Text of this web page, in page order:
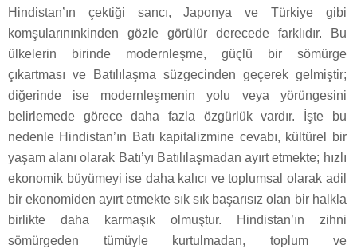
Hindistan’ın çektiği sancı, Japonya ve Türkiye gibi
komşularınınkinden gözle görülür derecede farklıdır. Bu
ülkelerin birinde modernleşme, güçlü bir sömürge
çıkartması ve Batılılaşma süzgecinden geçerek gelmiştir;
diğerinde ise modernleşmenin yolu veya yörüngesini
belirlemede görece daha fazla özgürlük vardır. İşte bu
nedenle Hindistan’ın Batı kapitalizmine cevabı, kültürel bir
yaşam alanı olarak Batı’yı Batılılaşmadan ayırt etmekte; hızlı
ekonomik büyümeyi ise daha kalıcı ve toplumsal olarak adil
bir ekonomiden ayırt etmekte sık sık başarısız olan bir halkla
birlikte daha karmaşık olmuştur. Hindistan’ın zihni
sömürgeden tümüyle kurtulmadan, toplum ve